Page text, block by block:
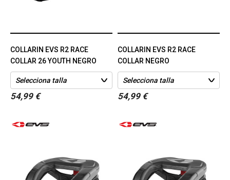
COLLARIN EVS R2 RACE
COLLAR 26 YOUTH NEGRO
54,99 €
COLLARIN EVS R2 RACE
COLLAR NEGRO
54,99 €